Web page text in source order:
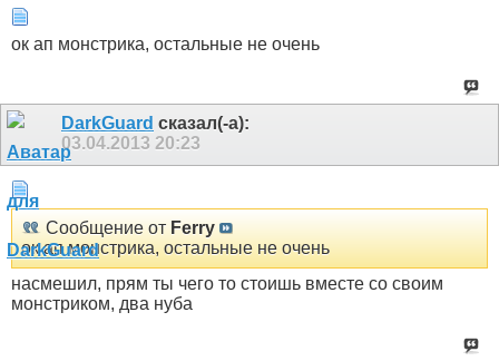
ок ап монстрика, остальные не очень
DarkGuard сказал(-а):
03.04.2013 20:23
Сообщение от Ferry
ок ап монстрика, остальные не очень
насмешил, прям ты чего то стоишь вместе со своим
монстриком, два нуба